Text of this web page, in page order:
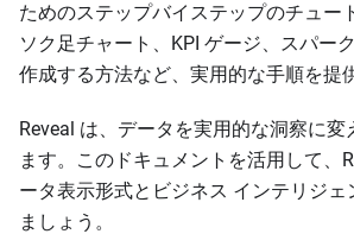
ためのステップバイステップのチュー
ソク足チャート、KPI ゲージ、スパー
作成する方法など、実用的な手順を提
Reveal は、データを実用的な洞察に変
ます。このドキュメントを活用して、
ータ表示形式とビジネス インテリジェ
ましょう。